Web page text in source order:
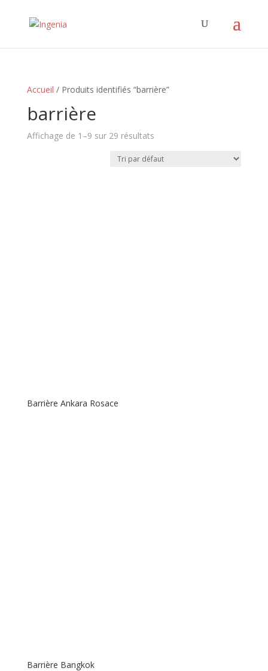
Accueil / Produits identifiés “barrière”
barrière
Affichage de 1–9 sur 29 résultats
Barrière Ankara Rosace
Barrière Bangkok